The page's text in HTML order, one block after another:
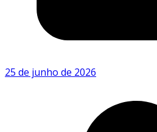
25 de junho de 2026